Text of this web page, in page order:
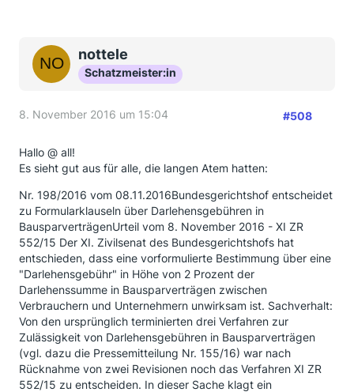
nottele
Schatzmeister:in
8. November 2016 um 15:04 #508
Hallo @ all!
Es sieht gut aus für alle, die langen Atem hatten:
Nr. 198/2016 vom 08.11.2016Bundesgerichtshof entscheidet
zu Formularklauseln über Darlehensgebühren in
BausparverträgenUrteil vom 8. November 2016 - XI ZR
552/15 Der XI. Zivilsenat des Bundesgerichtshofs hat
entschieden, dass eine vorformulierte Bestimmung über eine
"Darlehensgebühr" in Höhe von 2 Prozent der
Darlehenssumme in Bausparverträgen zwischen
Verbrauchern und Unternehmern unwirksam ist. Sachverhalt:
Von den ursprünglich terminierten drei Verfahren zur
Zulässigkeit von Darlehensgebühren in Bausparverträgen
(vgl. dazu die Pressemitteilung Nr. 155/16) war nach
Rücknahme von zwei Revisionen noch das Verfahren XI ZR
552/15 zu entscheiden. In dieser Sache klagt ein